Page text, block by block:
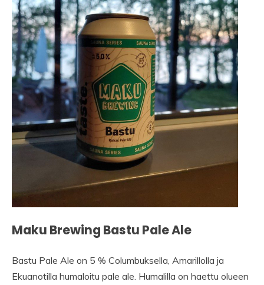
Maku Brewing Bastu Pale Ale
Bastu Pale Ale on 5 % Columbuksella, Amarillolla ja
Ekuanotilla humaloitu pale ale. Humalilla on haettu olueen